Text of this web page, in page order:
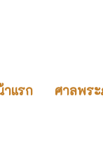
าแรก ศาลพร